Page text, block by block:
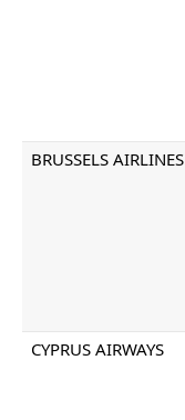
BRUSSELS AIRLINES
CYPRUS AIRWAYS